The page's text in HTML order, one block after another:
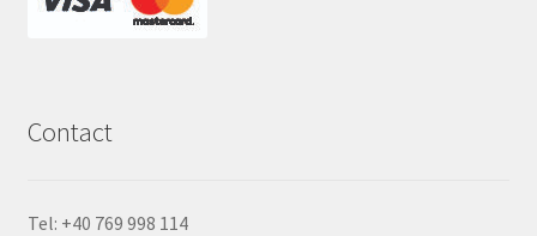
Contact
Tel: +40 769 998 114